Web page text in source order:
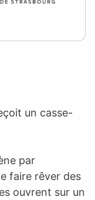
un casse-
par
faire rêver des
ouvrent sur un